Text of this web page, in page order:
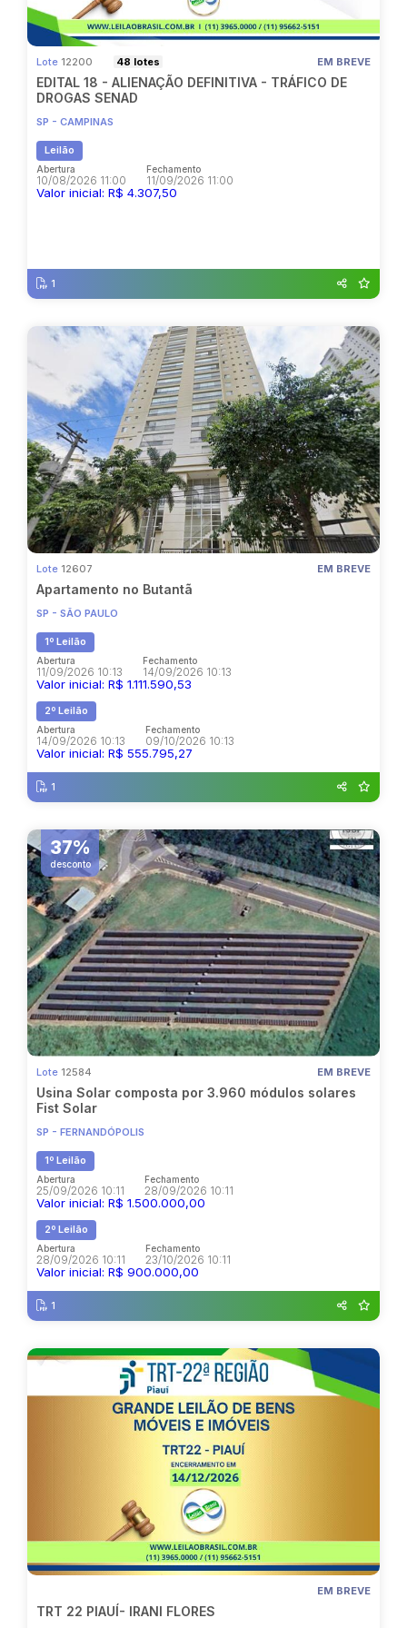
Pesquisar
Lote 12200 48 lotes EM BREVE
EDITAL 18 - ALIENAÇÃO DEFINITIVA - TRÁFICO DE
DROGAS SENAD
SP - CAMPINAS
Leilão
Abertura
10/08/2026 11:00
Fechamento
11/09/2026 11:00
Valor inicial: R$ 4.307,50
1
Lote 12607 EM BREVE
Apartamento no Butantã
SP - SÃO PAULO
1º Leilão
Abertura
11/09/2026 10:13
Fechamento
14/09/2026 10:13
Valor inicial: R$ 1.111.590,53
2º Leilão
Abertura
14/09/2026 10:13
Fechamento
09/10/2026 10:13
Valor inicial: R$ 555.795,27
1
37%
desconto
Lote 12584 EM BREVE
Usina Solar composta por 3.960 módulos solares
Fist Solar
SP - FERNANDÓPOLIS
1º Leilão
Abertura
25/09/2026 10:11
Fechamento
28/09/2026 10:11
Valor inicial: R$ 1.500.000,00
2º Leilão
Abertura
28/09/2026 10:11
Fechamento
23/10/2026 10:11
Valor inicial: R$ 900.000,00
1
EM BREVE
TRT 22 PIAUÍ- IRANI FLORES